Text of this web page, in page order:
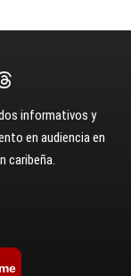
informativos y
en audiencia en
caribeña.